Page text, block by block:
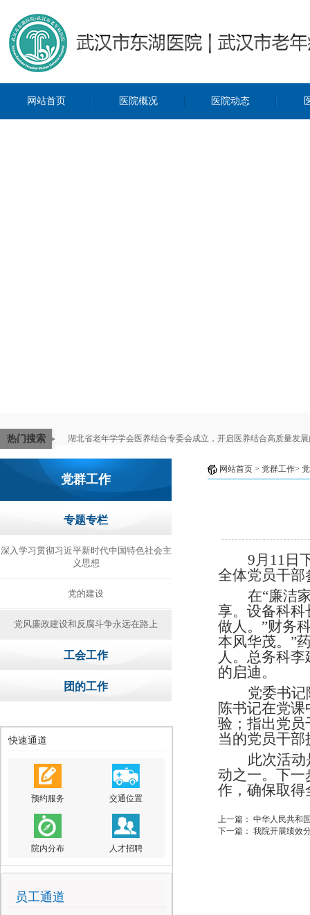
网站首页 医院概况 医院动态
热门搜索 湖北省老年学学会医养结合专委会成立，开启医养结合高质量发
党群工作
专题专栏
深入学习贯彻习近平新时代中国特色社会主
义思想
党的建设
党风廉政建设和反腐斗争永远在路上
工会工作
团的工作
快速通道
预约服务 交通位置
院内分布 人才招聘
员工通道
网站首页 > 党群工作>
9月11日
全体党员干部
在“廉洁
享。设备科科
做人。”财务
本风华茂。”
人。总务科
的启迪。
党委书
陈书记在党
验；指出党员
当的党员干
此次活动
动之一。下一
作，确保取得
上一篇： 中华人民共和
下一篇： 我院开展绩效